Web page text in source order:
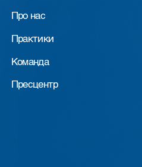
Про нас
Практики
Команда
Пресцентр